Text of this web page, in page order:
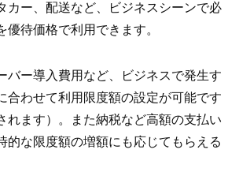
カー、配送など、ビジネスシーンで必
優待価格で利用できます。
バー導入費用など、ビジネスで発生す
合わせて利用限度額の設定が可能です
れます）。また納税など高額の支払い
的な限度額の増額にも応じてもらえる